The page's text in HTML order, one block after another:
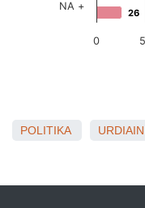
POLITIKA URDIAIN